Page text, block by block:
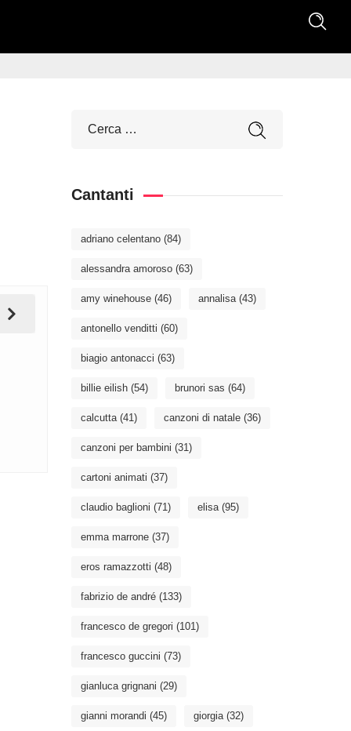
Cantanti
adriano celentano (84)
alessandra amoroso (63)
amy winehouse (46) annalisa(43)
antonello venditti (60)
biagio antonacci (63)
billie eilish (54) brunori sas (64)
calcutta(41) canzoni di natale (36)
canzoni per bambini (31)
cartoni animati (37)
claudio baglioni (71) elisa(95)
emma marrone (37)
eros ramazzotti (48)
fabrizio de andré (133)
francesco de gregori (101)
francesco guccini (73)
gianluca grignani (29)
gianni morandi (45) giorgia(32)